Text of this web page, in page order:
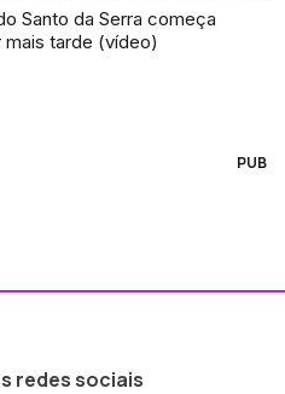
Santo da Serra começa
mais tarde (vídeo)
PUB
redes sociais